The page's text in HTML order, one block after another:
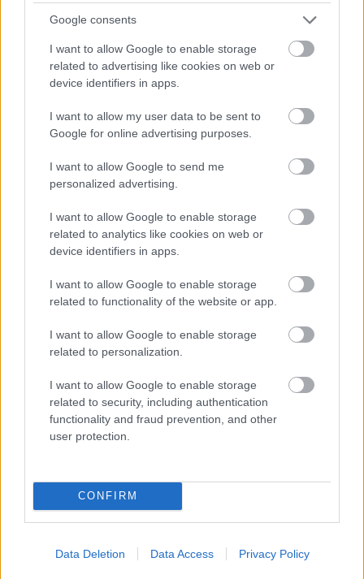
Google consents
I want to allow Google to enable storage
related to advertising like cookies on web or
device identifiers in apps.
I want to allow my user data to be sent to
Google for online advertising purposes.
I want to allow Google to send me
personalized advertising.
I want to allow Google to enable storage
related to analytics like cookies on web or
device identifiers in apps.
I want to allow Google to enable storage
related to functionality of the website or app.
I want to allow Google to enable storage
related to personalization.
I want to allow Google to enable storage
related to security, including authentication
functionality and fraud prevention, and other
user protection.
CONFIRM
Data Deletion Data Access Privacy Policy
(Thuy),Mészáros Árpád Zsolt Kocsis Dénes
163-as asztalnál, a Nagymező utcai teátrum
csapatában serénykedett. MÁZS, aki az előadásban
a Professzort játssza, a családjával érkezett, Rózsa és
óriási bogrács körül, édesapjuk nem győzött rájuk
figyelni."Baja nagyon kedves a szívemnek. Az egyik
Pincészetbe is ellátogattunk, ahol szerintem az egész
országban a legfinomabb a cserszegi fűszeres. Kicsit
már hazajárok a Sugovica-partra, remélem, augusztus
végén újra elkísér majd a családom is ide, hiszen egy
hétre leköltözik a színház a Miss Saigon gigantikus,
szabadtéri verziójával. Ahol most bográcsok vannak,
ott lesz a négyezer főnek felállított nézőtér és a
Városháza előtt építjük majd fel a hatalmas színpadot"
- mondta büszkén Árpi.